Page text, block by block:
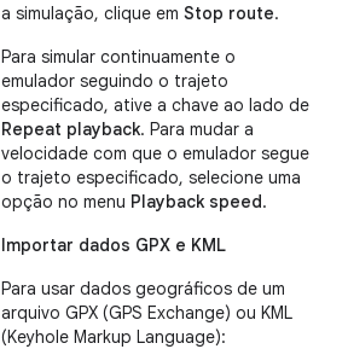
a simulação, clique em Stop route.
Para simular continuamente o
emulador seguindo o trajeto
especificado, ative a chave ao lado de
Repeat playback. Para mudar a
velocidade com que o emulador segue
o trajeto especificado, selecione uma
opção no menu Playback speed.
Importar dados GPX e KML
Para usar dados geográficos de um
arquivo GPX (GPS Exchange) ou KML
(Keyhole Markup Language):